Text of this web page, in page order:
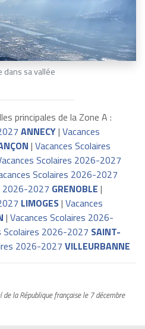
dans sa vallée
principales de la Zone A :
ANNECY| Vacances
| Vacances Scolaires
Scolaires 2026-2027
Scolaires 2026-2027
2026-2027 GRENOBLE |
LIMOGES| Vacances
| Vacances Scolaires 2026-
Scolaires 2026-2027 SAINT-
2026-2027 VILLEURBANNE
de la République françaisele 7 décembre